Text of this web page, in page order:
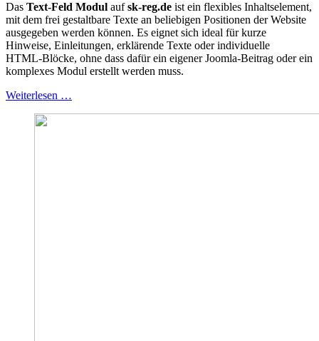
Das Text‑Feld Modul aufsk-reg.de ist ein flexibles Inhaltselement,
mit dem frei gestaltbare Texte an beliebigen Positionen der Website
ausgegeben werden können. Es eignet sich ideal für kurze
Hinweise, Einleitungen, erklärende Texte oder individuelle
HTML‑Blöcke, ohne dass dafür ein eigener Joomla‑Beitrag oder ein
komplexes Modul erstellt werden muss.
Weiterlesen …